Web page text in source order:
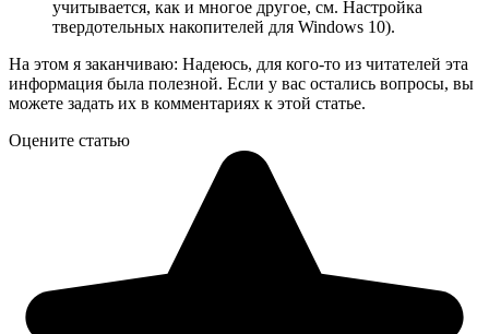
учитывается, как и многое другое, см. Настройка
твердотельных накопителей для Windows 10).
На этом я заканчиваю: Надеюсь, для кого-то из читателей эта
информация была полезной. Если у вас остались вопросы, вы
можете задать их в комментариях к этой статье.
Оцените статью